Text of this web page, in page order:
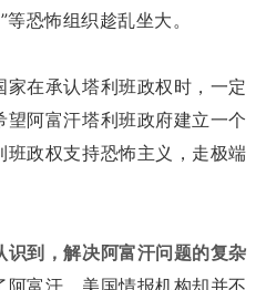
等恐怖组织趁乱坐大。
在承认塔利班政权时，一定
阿富汗塔利班政府建立一个
政权支持恐怖主义，走极端
识到，解决阿富汗问题的复杂
阿富汗，美国情报机构却并不